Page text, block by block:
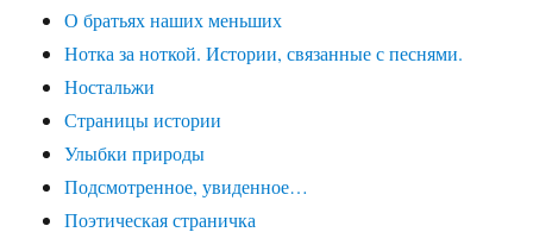
О братьях наших меньших
Нотка за ноткой. Истории, связанные с песнями.
Ностальжи
Страницы истории
Улыбки природы
Подсмотренное, увиденное…
Поэтическая страничка